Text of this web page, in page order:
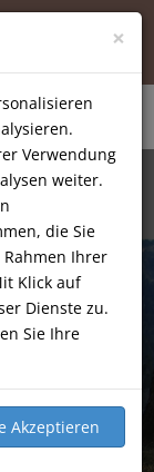
×
Verwendung
weiter.
die Sie
Ihrer
Klick auf
Dienste zu.
Sie Ihre